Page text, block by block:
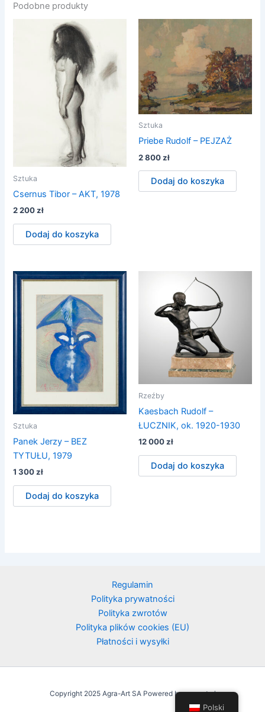
Podobne produkty
Sztuka
Csernus Tibor – AKT, 1978
2 200zł
Dodaj do koszyka
Sztuka
Priebe Rudolf – PEJZAŻ
2 800zł
Dodaj do koszyka
Sztuka
Panek Jerzy – BEZ
TYTUŁU, 1979
1 300zł
Dodaj do koszyka
Rzeźby
Kaesbach Rudolf –
ŁUCZNIK, ok. 1920-1930
12 000zł
Dodaj do koszyka
Regulamin
Polityka prywatności
Polityka zwrotów
Polityka plików cookies (EU)
Płatności i wysyłki
Copyright 2025 Agra-Art SA Powered by agraart.pl
Polski